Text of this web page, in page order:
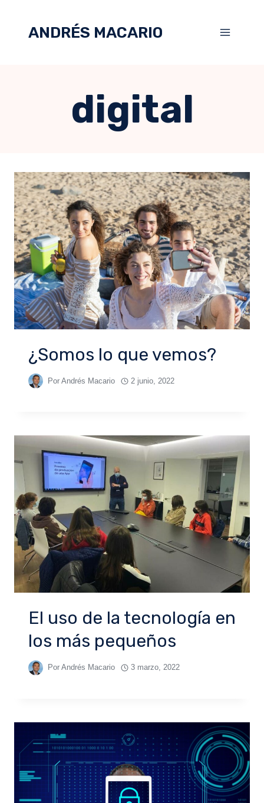
ANDRÉS MACARIO
digital
¿Somos lo que vemos?
Por Andrés Macario 2 junio, 2022
El uso de la tecnología en
los más pequeños
Por Andrés Macario 3 marzo, 2022